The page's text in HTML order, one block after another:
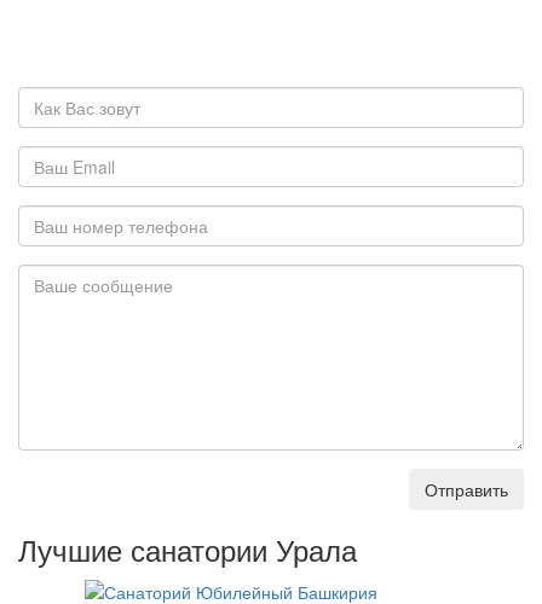
Отправить
Лучшие санатории Урала